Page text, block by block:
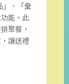
」、「彙
能。此
聚餐，
讓送禮